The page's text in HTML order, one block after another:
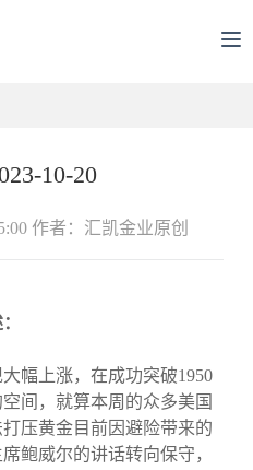
10-20
作者：汇凯金业原创
幅上涨，在成功突破1950
间，就算本周的众多美国
压黄金目前因避险带来的
鲍威尔的讲话转向保守，